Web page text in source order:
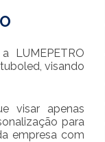
LUMEPETRO
visando
visar apenas
para
empresa com